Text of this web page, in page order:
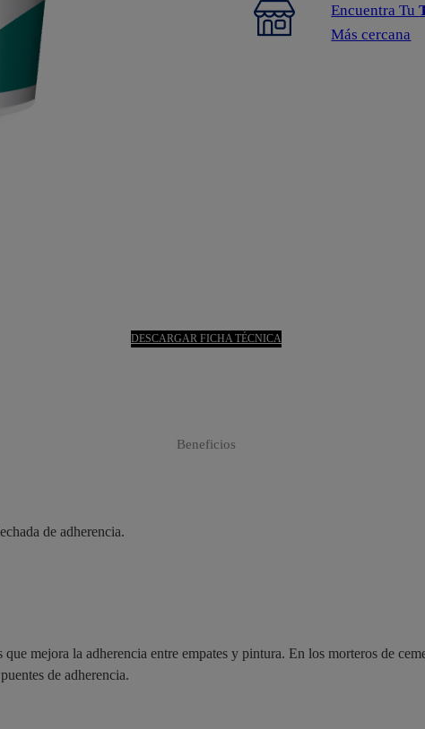
Encuentra Tu
Más cercana
DESCARGAR FICHA TÉCNICA
Beneficios
de adherencia.
mejora la adherencia entre empates y pintura. En los morteros de
de adherencia.